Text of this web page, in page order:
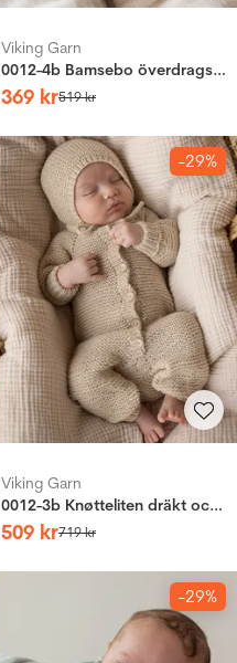
Viking Garn
0012-4b Bamsebo överdragströja och mössa
369 kr519kr
-29%
Viking Garn
0012-3b Knøtteliten dräkt och mössa
509 kr719kr
-29%